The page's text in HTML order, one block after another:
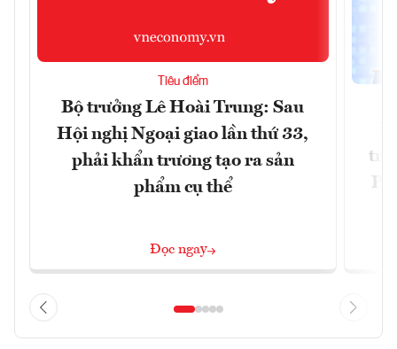
Tiêu điểm
Bộ trưởng Lê Hoài Trung: Sau
Hội nghị Ngoại giao lần thứ 33,
phải khẩn trương tạo ra sản
phẩm cụ thể
Đọc ngay